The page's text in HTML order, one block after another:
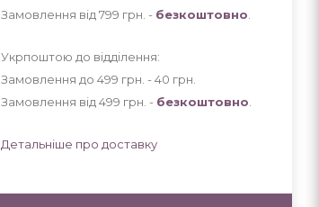
Замовлення від 799 грн. - безкоштовно
Укрпоштою до відділення:
Замовлення до 499 грн. - 40 грн
Замовлення від 499 грн. - безкоштовно
Детальніше про доставку